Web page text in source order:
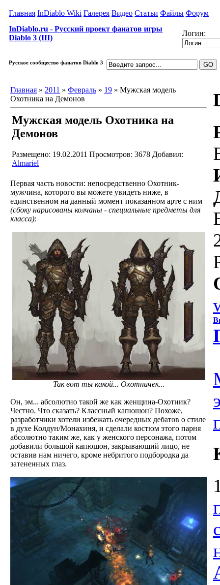
Главная InDiablo Wiki Галерея Видео Статьи Файлы Форум
InDiablo.ru - Русский проект фанатов игры
Diablo 3 (III)
Логин:
Русское сообщество фанатов Diablo 3
Главная » 2011 » Февраль » 19 » Мужская модель
Охотника на Демонов
Мужская модель Охотника на
Демонов
Размещено: 19.02.2011 Просмотров: 3678 Добавил:
Almariel
Первая часть новости: непосредственно Охотник-
мужчина, которого вы можете увидеть ниже, в
единственном на данный момент показанном арте с ним
(сбоку нарисованы колчаны - специальные предметы для
класса):
Так вот ты какой... Охотничек...
Он, эм... абсолютно такой же как женщина-Охотник?
Честно. Что сказать? Классный капюшон? Похоже,
разработчики хотели избежать очередных дебатов о стиле
в духе Колдун/Монахиня, и сделали костюм этого парня
абсолютно таким же, как у женского персонажа, потом
добавили большой капюшон, закрывающий лицо, не
оставив нам ничего, кроме небритого подбородка да
затененных глаз.